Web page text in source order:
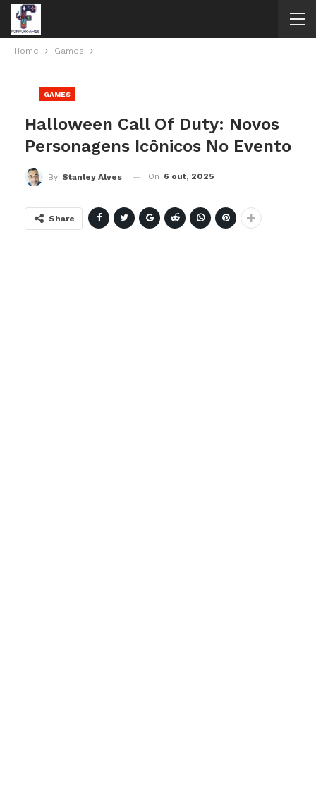
Home Games
GAMES
Halloween Call Of Duty: Novos
Personagens Icônicos No Evento
By Stanley Alves On 6 out, 2025
Share